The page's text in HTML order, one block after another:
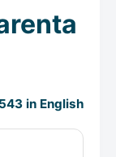
in English